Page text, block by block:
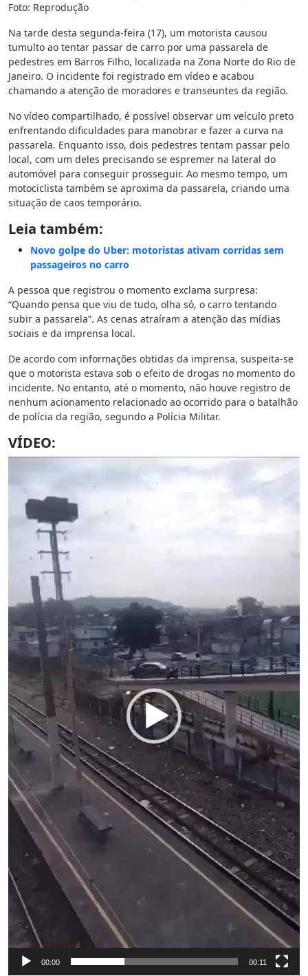
Foto: Reprodução
Na tarde desta segunda-feira (17), um motorista causou
tumulto ao tentar passar de carro por uma passarela de
pedestres em Barros Filho, localizada na Zona Norte do Rio de
Janeiro. O incidente foi registrado em vídeo e acabou
chamando a atenção de moradores e transeuntes da região.
No vídeo compartilhado, é possível observar um veículo preto
enfrentando dificuldades para manobrar e fazer a curva na
passarela. Enquanto isso, dois pedestres tentam passar pelo
local, com um deles precisando se espremer na lateral do
automóvel para conseguir prosseguir. Ao mesmo tempo, um
motociclista também se aproxima da passarela, criando uma
situação de caos temporário.
Leia também:
Novo golpe do Uber: motoristas ativam corridas sem
passageiros no carro
A pessoa que registrou o momento exclama surpresa:
“Quando pensa que viu de tudo, olha só, o carro tentando
subir a passarela”. As cenas atraíram a atenção das mídias
sociais e da imprensa local.
De acordo com informações obtidas da imprensa, suspeita-se
que o motorista estava sob o efeito de drogas no momento do
incidente. No entanto, até o momento, não houve registro de
nenhum acionamento relacionado ao ocorrido para o batalhão
de polícia da região, segundo a Polícia Militar.
VÍDEO:
00:00 00:11